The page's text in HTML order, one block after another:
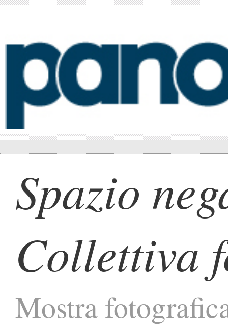
Spazio
Collettiva
Mostra